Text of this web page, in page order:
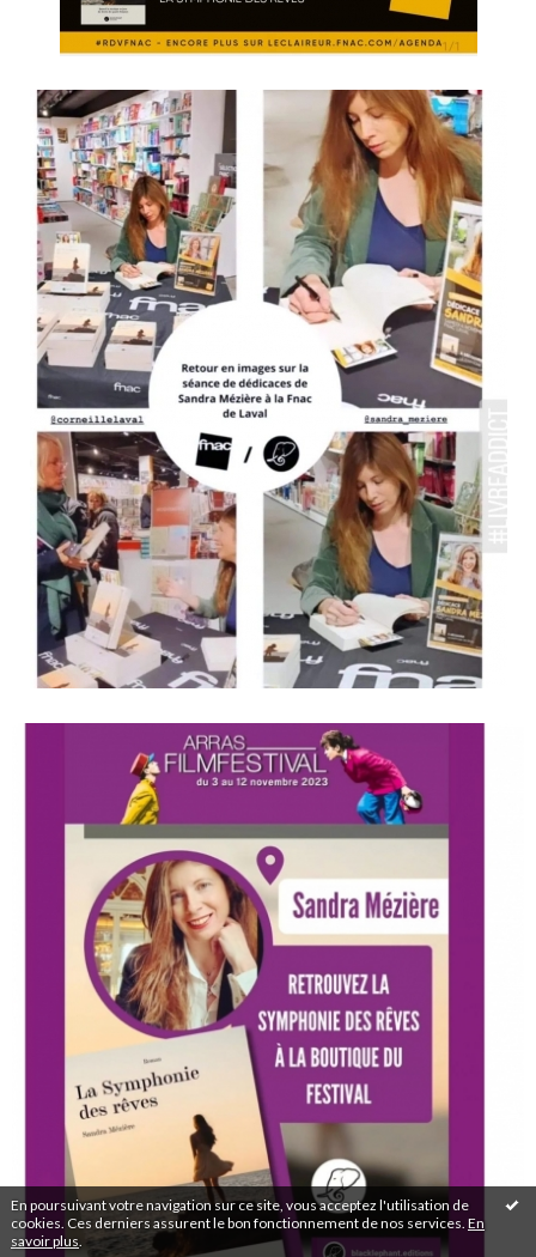
En poursuivant votre navigation sur ce site, vous acceptez l'utilisation de
cookies. Ces derniers assurent le bon fonctionnement de nos services. En
savoir plus